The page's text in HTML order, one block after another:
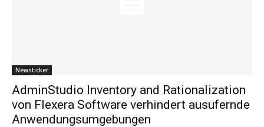
Newsticker
AdminStudio Inventory and Rationalization
von Flexera Software verhindert ausufernde
Anwendungsumgebungen